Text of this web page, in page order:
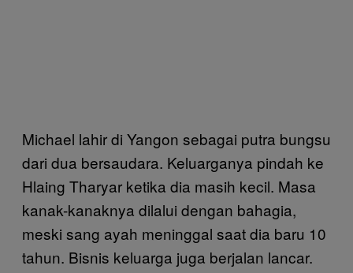
Michael lahir di Yangon sebagai putra bungsu
dari dua bersaudara. Keluarganya pindah ke
Hlaing Tharyar ketika dia masih kecil. Masa
kanak-kanaknya dilalui dengan bahagia,
meski sang ayah meninggal saat dia baru 10
tahun. Bisnis keluarga juga berjalan lancar.